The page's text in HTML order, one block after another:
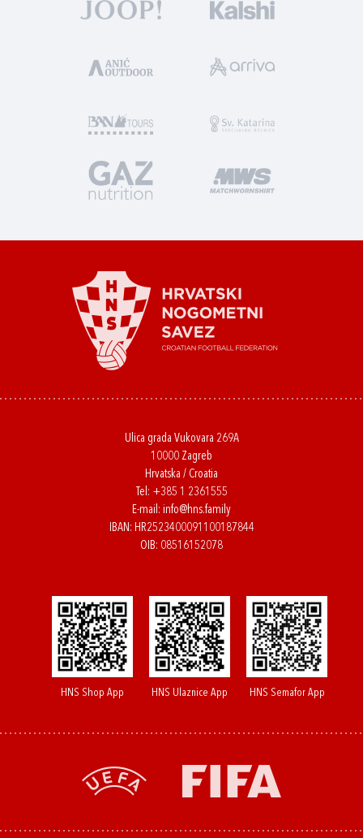
Ulica grada Vukovara 269A
10000 Zagreb
Hrvatska / Croatia
Tel: +385 1 2361555
E-mail: info@hns.family
IBAN: HR2523400091100187844
OIB: 08516152078
HNS Shop App HNS Ulaznice App HNS Semafor App